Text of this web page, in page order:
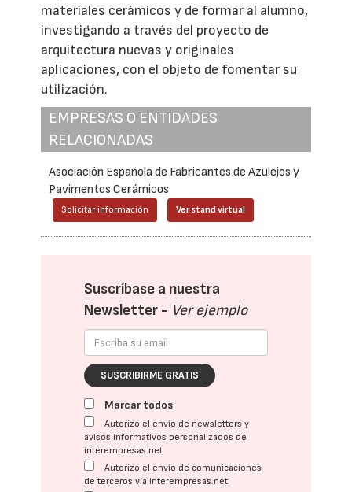
materiales cerámicos y de formar al alumno,
investigando a través del proyecto de
arquitectura nuevas y originales
aplicaciones, con el objeto de fomentar su
utilización.
EMPRESAS O ENTIDADES
RELACIONADAS
Asociación Española de Fabricantes de Azulejos y
Pavimentos Cerámicos
Solicitar información Ver stand virtual
Suscríbase a nuestra
Newsletter - Ver ejemplo
SUSCRIBIRME GRATIS
Marcar todos
Autorizo el envío de newsletters y
avisos informativos personalizados de
interempresas.net
Autorizo el envío de comunicaciones
de terceros vía interempresas.net